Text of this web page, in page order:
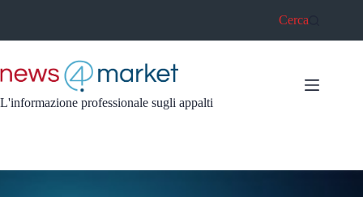
Cerca
L'informazione professionale sugli appalti